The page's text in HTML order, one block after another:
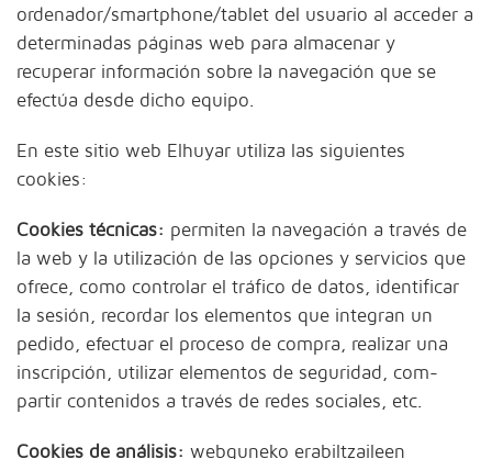
ordenador/smartphone/tablet del usuario al acceder a
determinadas páginas web para almacenar y
recuperar información sobre la navegación que se
efectúa desde dicho equipo.
En este sitio web Elhuyar utiliza las siguientes
cookies:
Cookies técnicas: permiten la navegación a través de
la web y la utilización de las opciones y servicios que
ofrece, como controlar el tráfico de datos, identificar
la sesión, recordar los elementos que integran un
pedido, efectuar el proceso de compra, realizar una
inscripción, utilizar elementos de seguridad, com-
partir contenidos a través de redes sociales, etc.
Cookies de análisis: webguneko erabiltzaileen